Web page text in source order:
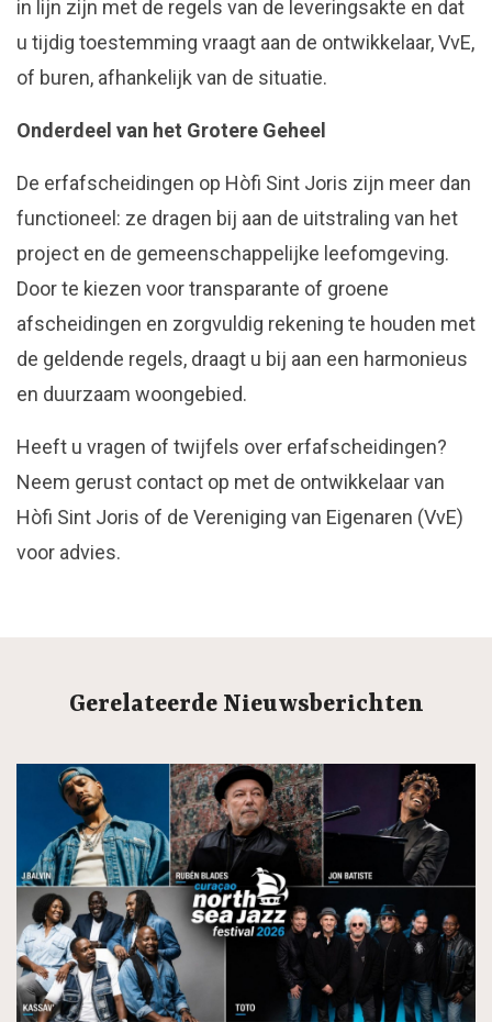
in lijn zijn met de regels van de leveringsakte en dat
u tijdig toestemming vraagt aan de ontwikkelaar, VvE,
of buren, afhankelijk van de situatie.
Onderdeel van het Grotere Geheel
De erfafscheidingen op Hòfi Sint Joris zijn meer dan
functioneel: ze dragen bij aan de uitstraling van het
project en de gemeenschappelijke leefomgeving.
Door te kiezen voor transparante of groene
afscheidingen en zorgvuldig rekening te houden met
de geldende regels, draagt u bij aan een harmonieus
en duurzaam woongebied.
Heeft u vragen of twijfels over erfafscheidingen?
Neem gerust contact op met de ontwikkelaar van
Hòfi Sint Joris of de Vereniging van Eigenaren (VvE)
voor advies.
Gerelateerde Nieuwsberichten